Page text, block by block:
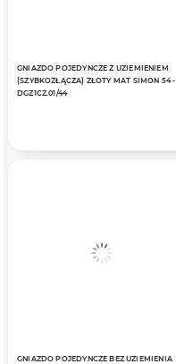
GNIAZDO POJEDYNCZE Z UZIEMIENIEM
(SZYBKOZŁĄCZA) ZŁOTY MAT SIMON 54 -
DGZ1CZ.01/44
GNIAZDO POJEDYNCZE BEZ UZIEMIENIA